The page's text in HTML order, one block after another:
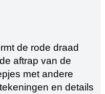
de rode draad
aftrap van de
met andere
en details